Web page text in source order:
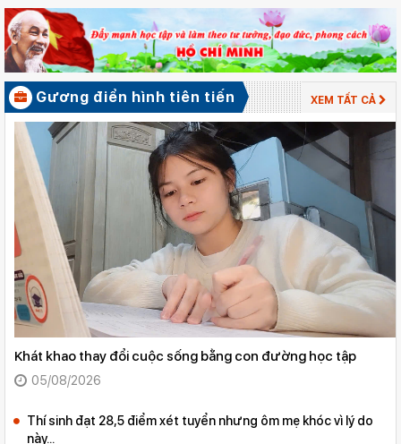
Gương điển hình tiên tiến XEM TẤT CẢ
Khát khao thay đổi cuộc sống bằng con đường học tập
05/08/2026
Thí sinh đạt 28,5 điểm xét tuyển nhưng ôm mẹ khóc vì lý do
này...
XEM